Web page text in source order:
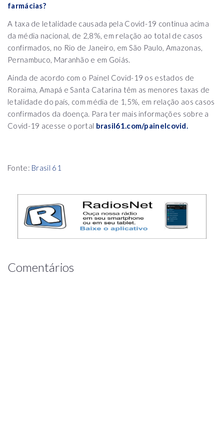
farmácias?
A taxa de letalidade causada pela Covid-19 continua acima
da média nacional, de 2,8%, em relação ao total de casos
confirmados, no Rio de Janeiro, em São Paulo, Amazonas,
Pernambuco, Maranhão e em Goiás.
Ainda de acordo com o Painel Covid-19 os estados de
Roraima, Amapá e Santa Catarina têm as menores taxas de
letalidade do país, com média de 1,5%, em relação aos casos
confirmados da doença. Para ter mais informações sobre a
Covid-19 acesse o portal brasil61.com/painelcovid.
Fonte: Brasil 61
Comentários